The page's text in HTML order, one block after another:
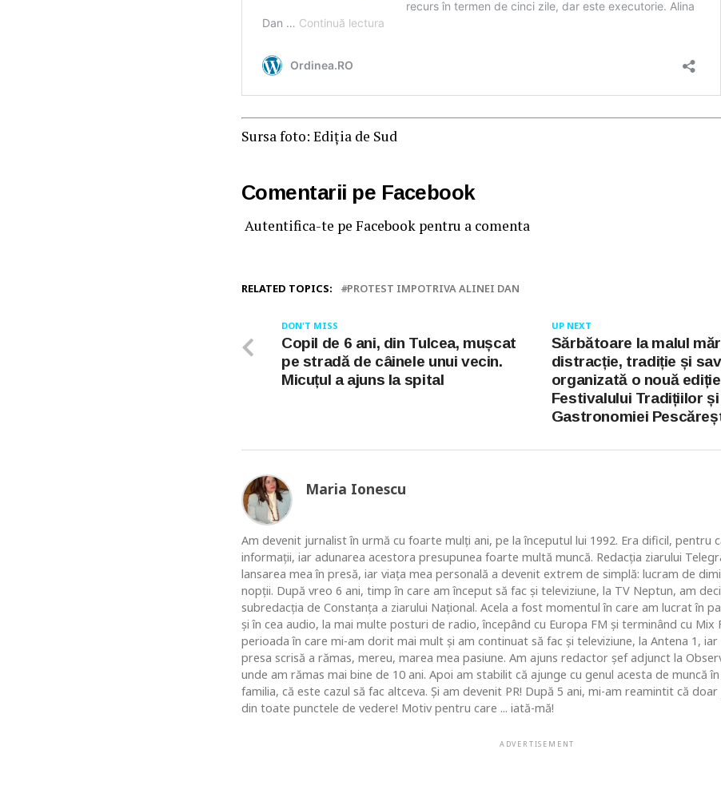
Sursa foto: Ediția de Sud
Comentarii pe Facebook
Autentifica-te pe Facebook pentru a comenta
RELATED TOPICS: PROTEST IMPOTRIVA ALINEI DAN
UP NEXT
Sărbătoare la malul
distracție, tradiție și
organizată o nouă
Festivalului Tradițiilor și
Gastronomiei
DON'T MISS
Copil de 6 ani, din Tulcea, mușcat
pe stradă de câinele unui vecin.
Micuțul a ajuns la spital
Maria Ionescu
Am devenit jurnalist în urmă cu foarte mulţi ani, pe la începutul lui 1992. Era dificil, pentru
informaţii, iar adunarea acestora presupunea foarte multă muncă. Redacţia ziarului
lansarea mea în presă, iar viaţa mea personală a devenit extrem de simplă: lucram de
nopţii. După vreo 6 ani, timp în care am început să fac şi televiziune, la TV Neptun, am
subredacţia de Constanţa a ziarului Naţional. Acela a fost momentul în care am lucrat în
şi în cea audio, la mai multe posturi de radio, începând cu Europa FM şi terminând cu Mix
perioada în care mi-am dorit mai mult şi am continuat să fac şi televiziune, la Antena 1, iar
presa scrisă a rămas, mereu, marea mea pasiune. Am ajuns redactor şef adjunct la
unde am rămas mai bine de 10 ani. Apoi am stabilit că ajunge cu genul acesta de muncă
familia, că este cazul să fac altceva. Şi am devenit PR! După 5 ani, mi-am reamintit că
din toate punctele de vedere! Motiv pentru care ... iată-mă!
ADVERTISEMENT